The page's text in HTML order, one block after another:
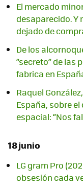
El mercado
desaparecido. Y
dejado de
De los
“secreto” de las
fabrica en
Raquel
España, sobre
espacial: “Nos
18 junio
LG gram Pro
obsesión cada